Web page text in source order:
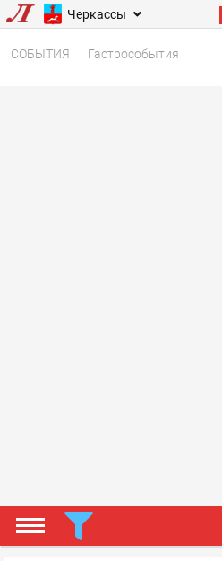
Черкассы
СОБЫТИЯ Гастрособытия